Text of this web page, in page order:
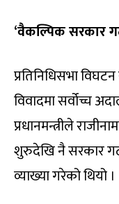
‘वैकल्पिक सरकार
प्रतिनिधिसभा
विवादमा सर्वोच्च
प्रधानमन्त्रीले
शुरुदेखि नै सरकार
व्याख्या गरेको थियो ।